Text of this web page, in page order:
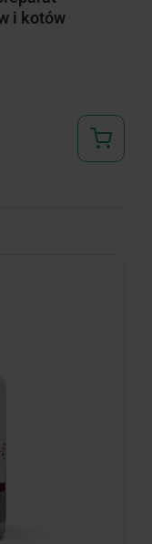
i kotów